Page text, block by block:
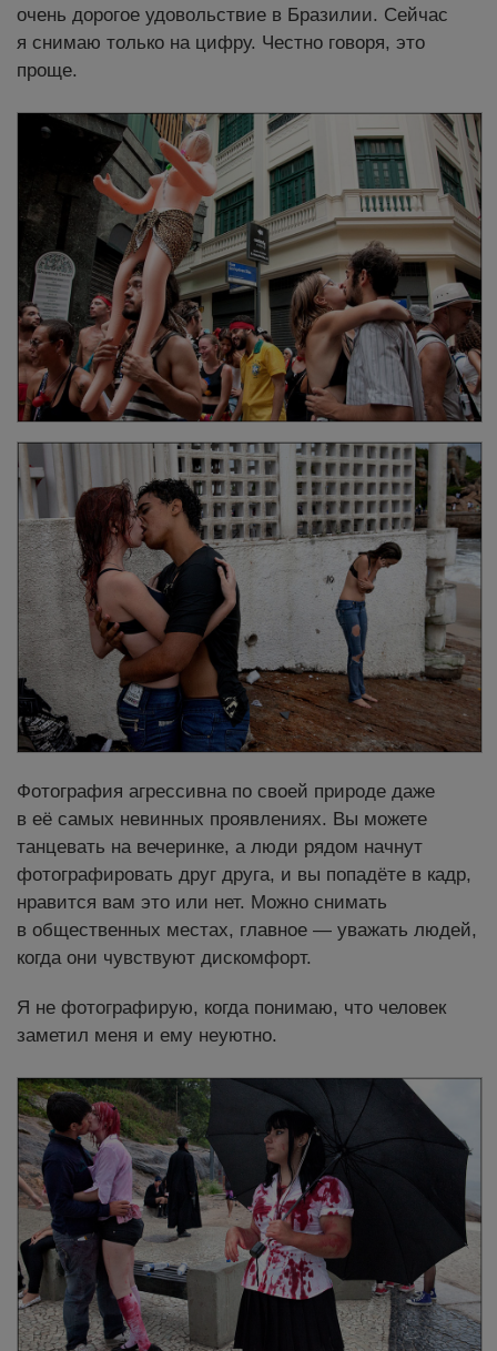
очень дорогое удовольствие в Бразилии. Сейчас
я снимаю только на цифру. Честно говоря, это
проще.
Фотография агрессивна по своей природе даже
в её самых невинных проявлениях. Вы можете
танцевать на вечеринке, а люди рядом начнут
фотографировать друг друга, и вы попадёте в кадр,
нравится вам это или нет. Можно снимать
в общественных местах, главное — уважать людей,
когда они чувствуют дискомфорт.
Я не фотографирую, когда понимаю, что человек
заметил меня и ему неуютно.